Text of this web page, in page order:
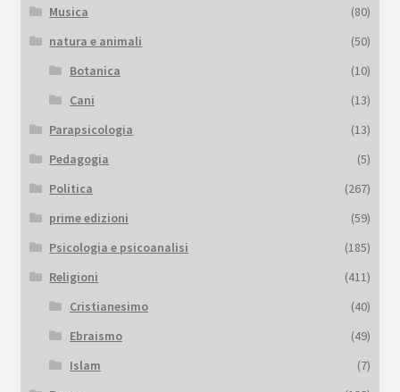
Musica
(80)
natura e animali
(50)
Botanica
(10)
Cani
(13)
Parapsicologia
(13)
Pedagogia
(5)
Politica
(267)
prime edizioni
(59)
Psicologia e psicoanalisi
(185)
Religioni
(411)
Cristianesimo
(40)
Ebraismo
(49)
Islam
(7)